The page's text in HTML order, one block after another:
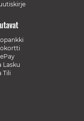
Lasku
Tili